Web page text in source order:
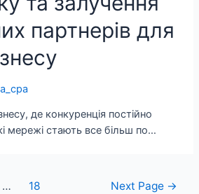
партнерів для
де конкуренція постійно
мережі стають все більш по…
… 18 Next Page →